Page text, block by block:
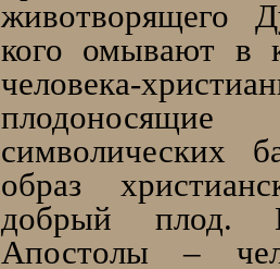
животворящего
кого омывают в
человека-
символических
образ
добрый плод.
Апостолы –